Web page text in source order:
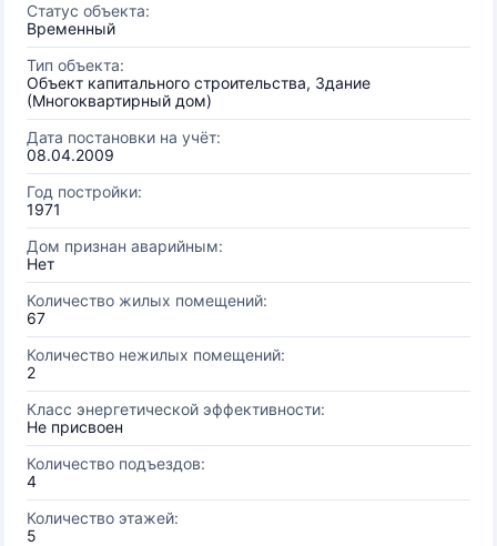
Статус объекта:
Временный
Тип объекта:
Объект капитального строительства, Здание
(Многоквартирный дом)
Дата постановки на учёт:
08.04.2009
Год постройки:
1971
Дом признан аварийным:
Нет
Количество жилых помещений:
67
Количество нежилых помещений:
2
Класс энергетической эффективности:
Не присвоен
Количество подъездов:
4
Количество этажей:
5